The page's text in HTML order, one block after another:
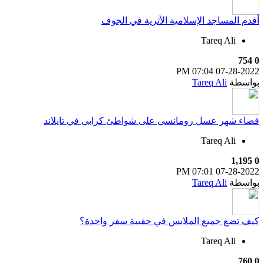
أقدم المساجد الإسلامية الأثرية في الجوف
Tareq Ali
0
754
07-28-2022
07:04 PM
بواسطة Tareq Ali
قضاء شهر عسل رومانسي على شواطئ كرابي في تايلاند
Tareq Ali
0
1,195
07-28-2022
07:01 PM
بواسطة Tareq Ali
كيف تضع جميع الملابس في حقيبة سفر واحدة؟
Tareq Ali
0
760